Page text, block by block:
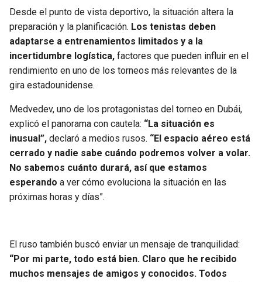
Desde el punto de vista deportivo, la situación altera la
preparación y la planificación. Los tenistas deben
adaptarse a entrenamientos limitados y a la
incertidumbre logística, factores que pueden influir en el
rendimiento en uno de los torneos más relevantes de la
gira estadounidense.
Medvedev, uno de los protagonistas del torneo en Dubái,
explicó el panorama con cautela: “La situación es
inusual”, declaró a medios rusos. “El espacio aéreo está
cerrado y nadie sabe cuándo podremos volver a volar.
No sabemos cuánto durará, así que estamos
esperando a ver cómo evoluciona la situación en las
próximas horas y días”.
El ruso también buscó enviar un mensaje de tranquilidad:
“Por mi parte, todo está bien. Claro que he recibido
muchos mensajes de amigos y conocidos. Todos